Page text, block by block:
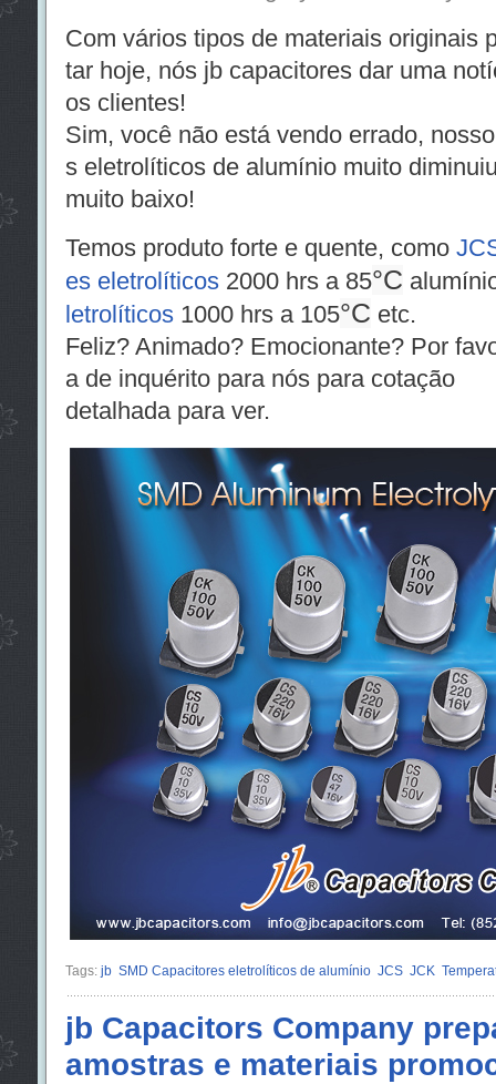
Com vários tipos de materiais originais
tar hoje, nós jb capacitores dar uma
os clientes!
Sim, você não está vendo errado,
s eletrolíticos de alumínio muito
muito baixo!
Temos produto forte e quente, como
es eletrolíticos2000 hrs a 85°C
letrolíticos1000 hrs a 105°C etc.
Feliz? Animado? Emocionante? Por
a de inquérito para nós para cotação
detalhada para ver.
Tags: jb SMD Capacitores eletrolíticos de alumínio JCS JCK
jb Capacitors Company
amostras e materiais